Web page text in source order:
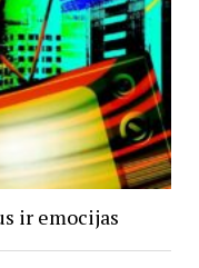
ir emocijas